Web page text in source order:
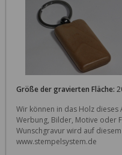
Größe der gravierten Fläche:
Wir können in das Holz dieses
Werbung, Bilder, Motive oder
Wunschgravur wird auf
www.stempelsystem.de